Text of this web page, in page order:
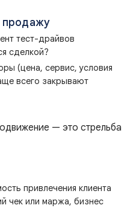
продажу
тест-драйвов
сделкой?
(цена, сервис, условия
всего закрывают
— это стрельба
привлечения клиента
чек или маржа, бизнес